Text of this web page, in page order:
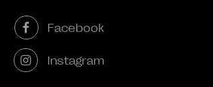
Facebook
Instagram